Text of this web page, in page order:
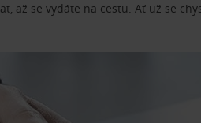
až se vydáte na cestu. Ať už se